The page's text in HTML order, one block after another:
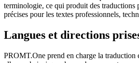
terminologie, ce qui produit des traductions
précises pour les textes professionnels,
Langues et directions
PROMT.One prend en charge la traduction